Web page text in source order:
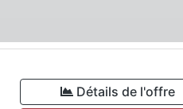
Détails de l'offre